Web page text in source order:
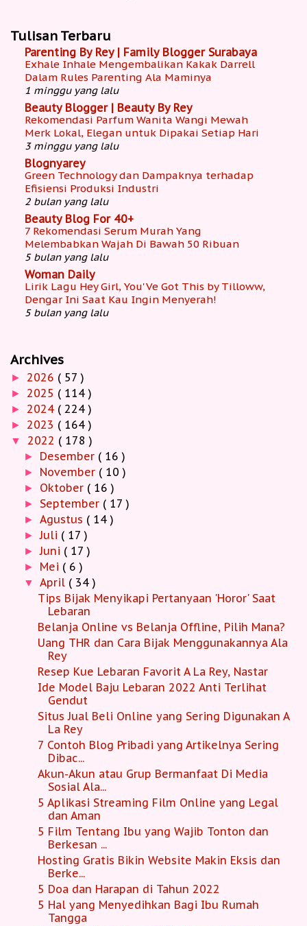
Tulisan Terbaru
Parenting By Rey | Family Blogger Surabaya
Exhale Inhale Mengembalikan Kakak Darrell
Dalam Rules Parenting Ala Maminya
1 minggu yang lalu
Beauty Blogger | Beauty By Rey
Rekomendasi Parfum Wanita Wangi Mewah
Merk Lokal, Elegan untuk Dipakai Setiap Hari
3 minggu yang lalu
Blognyarey
Green Technology dan Dampaknya terhadap
Efisiensi Produksi Industri
2 bulan yang lalu
Beauty Blog For 40+
7 Rekomendasi Serum Murah Yang
Melembabkan Wajah Di Bawah 50 Ribuan
5 bulan yang lalu
Woman Daily
Lirik Lagu Hey Girl, You'Ve Got This by Tilloww,
Dengar Ini Saat Kau Ingin Menyerah!
5 bulan yang lalu
Archives
► 2026 ( 57 )
► 2025 ( 114 )
► 2024 ( 224 )
► 2023 ( 164 )
▼ 2022 ( 178 )
► Desember ( 16 )
► November ( 10 )
► Oktober ( 16 )
► September ( 17 )
►Agustus ( 14 )
►Juli ( 17 )
►Juni ( 17 )
► Mei ( 6 )
▼ April ( 34 )
Tips Bijak Menyikapi Pertanyaan 'Horor' Saat
Lebaran
Belanja Online vs Belanja Offline, Pilih Mana?
Uang THR dan Cara Bijak Menggunakannya Ala
Rey
Resep Kue Lebaran Favorit A La Rey, Nastar
Ide Model Baju Lebaran 2022 Anti Terlihat
Gendut
Situs Jual Beli Online yang Sering Digunakan A
La Rey
7 Contoh Blog Pribadi yang Artikelnya Sering
Dibac...
Akun-Akun atau Grup Bermanfaat Di Media
Sosial Ala...
5 Aplikasi Streaming Film Online yang Legal
dan Aman
5 Film Tentang Ibu yang Wajib Tonton dan
Berkesan ...
Hosting Gratis Bikin Website Makin Eksis dan
Berke...
5 Doa dan Harapan di Tahun 2022
5 Hal yang Menyedihkan Bagi Ibu Rumah
Tangga